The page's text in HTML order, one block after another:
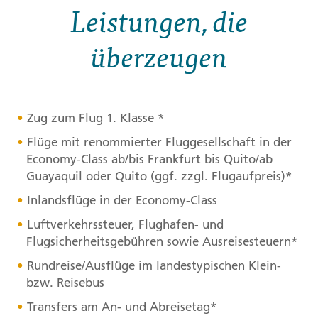
Leistungen, die
überzeugen
Zug zum Flug 1. Klasse *
Flüge mit renommierter Fluggesellschaft in der
Economy-Class ab/bis Frankfurt bis Quito/ab
Guayaquil oder Quito (ggf. zzgl. Flugaufpreis)*
Inlandsflüge in der Economy-Class
Luftverkehrssteuer, Flughafen- und
Flugsicherheitsgebühren sowie Ausreisesteuern*
Rundreise/Ausflüge im landestypischen Klein-
bzw. Reisebus
Transfers am An- und Abreisetag*